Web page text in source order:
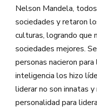
Nelson Mandela,
sociedades y retaron
culturas, logrando que
sociedades mejores.
personas nacieron
inteligencia los hizo
liderar no son innatas
personalidad para